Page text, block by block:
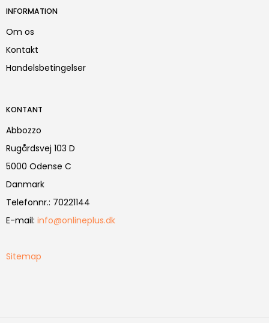
INFORMATION
Om os
Kontakt
Handelsbetingelser
KONTANT
Abbozzo
Rugårdsvej 103 D
5000 Odense C
Danmark
Telefonnr.: 70221144
E-mail: info@onlineplus.dk
Sitemap